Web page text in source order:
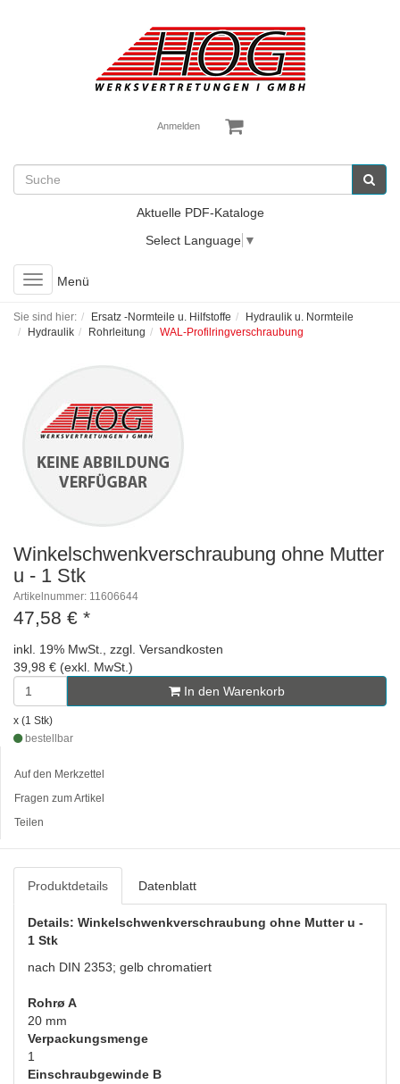
Anmelden
Aktuelle PDF-Kataloge
Select Language ▼
Toggle
navigation
Menü
Sie sind hier: Ersatz -Normteile u. Hilfstoffe
Hydraulik u. Normteile
Hydraulik
Rohrleitung WAL-Profilringverschraubung
Winkelschwenkverschraubung ohne Mutter
u - 1 Stk
Artikelnummer: 11606644
47,58 € *
inkl. 19% MwSt., zzgl. Versandkosten
39,98 € (exkl. MwSt.)
In den Warenkorb
x (1 Stk)
bestellbar
Auf den Merkzettel
Fragen zum Artikel
Teilen
Produktdetails Datenblatt
Details: Winkelschwenkverschraubung ohne Mutter u -
1 Stk
nach DIN 2353; gelb chromatiert
Rohrø A
20 mm
Verpackungsmenge
1
Einschraubgewinde B